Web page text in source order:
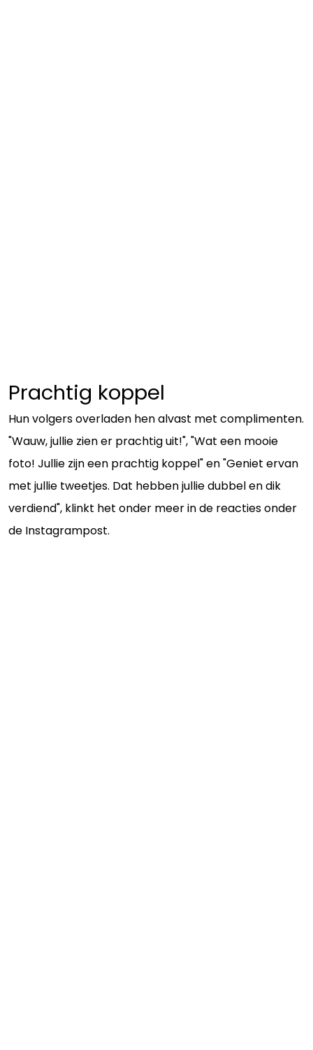
Prachtig koppel
Hun volgers overladen hen alvast met complimenten.
"Wauw, jullie zien er prachtig uit!", "Wat een mooie
foto! Jullie zijn een prachtig koppel" en "Geniet ervan
met jullie tweetjes. Dat hebben jullie dubbel en dik
verdiend", klinkt het onder meer in de reacties onder
de Instagrampost.